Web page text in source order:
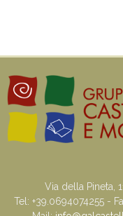
Via della Pineta,
Tel: +39.0694074255 -